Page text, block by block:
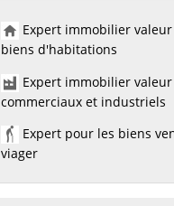
Expert immobilier
biens d'habitations
Expert immobilier
commerciaux et industriels
Expert pour les biens
viager